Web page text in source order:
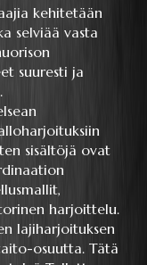
kehitetään
selviää vasta
suuresti ja
sisältöjä ovat
harjoittelu.
lajiharjoituksen
osuutta. Tätä